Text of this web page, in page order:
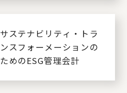
サステナビリティ・トラ
ンスフォーメーションの
ためのESG管理会計